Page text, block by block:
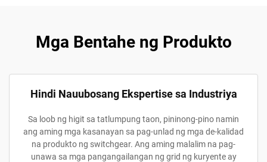
Mga Bentahe ng Produkto
Hindi Nauubosang Ekspertise sa Industriya
Sa loob ng higit sa tatlumpung taon, pininong-pino namin
ang aming mga kasanayan sa pag-unlad ng mga de-kalidad
na produkto ng switchgear. Ang aming malalim na pag-
unawa sa mga pangangailangan ng grid ng kuryente ay